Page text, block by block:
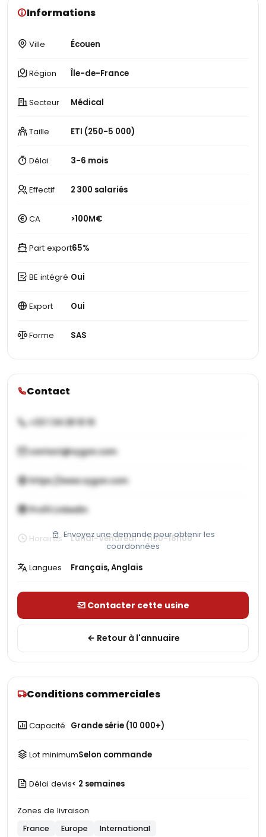
Informations
Ville Écouen
Région Île-de-France
Secteur Médical
Taille ETI (250-5 000)
Délai 3-6 mois
Effectif 2 300 salariés
CA >100M€
Part export65%
BE intégré Oui
Export Oui
Forme SAS
Contact
+33 1 34 28 10 10
contact@vygon.com
https://www.vygon.com
Profil LinkedIn
Envoyez une demande pour obtenir les
coordonnées
Horaires Lundi-Vendredi : 7h00-18h00
Langues Français, Anglais
Contacter cette usine
Retour à l'annuaire
Conditions commerciales
Capacité Grande série (10 000+)
Lot minimumSelon commande
Délai devis< 2 semaines
Zones de livraison
France Europe International